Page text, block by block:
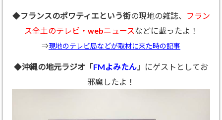
◆フランスのポワティエという街の現地の雑誌、
フラン
ス全土のテレビ・webニュース などに載ったよ！
⇒現地のテレビ局などが取材に来た時の記事
◆沖縄の地元ラジオ「FMよみたん 」
にゲストとしてお
邪魔したよ！